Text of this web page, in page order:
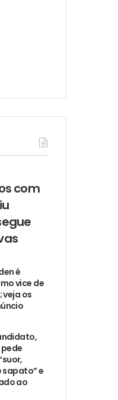
com
é
vice de
veja os
sapato” e
ao